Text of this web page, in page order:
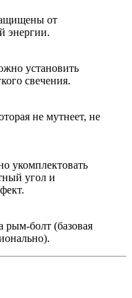
от
энергии.
установить
свечения.
не мутнеет, не
укомплектовать
угол и
болт (базовая